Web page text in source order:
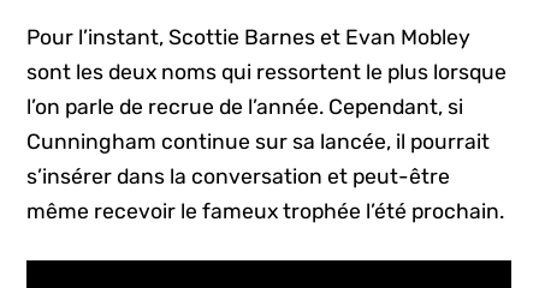
Pour l’instant, Scottie Barnes et Evan Mobley
sont les deux noms qui ressortent le plus lorsque
l’on parle de recrue de l’année. Cependant, si
Cunningham continue sur sa lancée, il pourrait
s’insérer dans la conversation et peut-être
même recevoir le fameux trophée l’été prochain.